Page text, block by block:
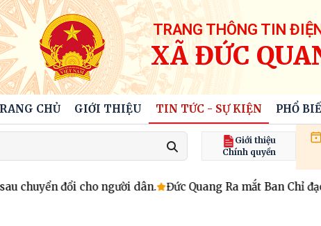
TRANG THÔNG TIN
XÃ ĐỨC
CHỦ GIỚI THIỆU TIN TỨC - SỰ KIỆN PHỔ
Giới thiệu
Chính quyền
đổi cho người dân. Đức Quang Ra mắt Ban Chỉ đạo